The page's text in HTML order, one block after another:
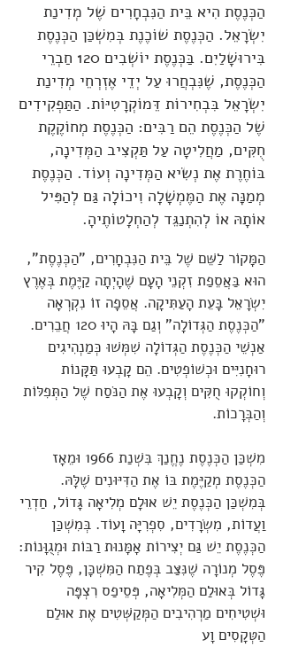
הַכְּנֶסֶת הִיא בֵּית הַנִּבְחָרִים שֶׁל מְדִינַת
יִשְׂרָאֵל. הַכְּנֶסֶת שׁוֹכֶנֶת בְּמִשְׁכַּן הַכְּנֶסֶת
בִּירוּשָׁלַיִם. בַּכְּנֶסֶת יוֹשְׁבִים 120 חַבְרֵי
הַכְּנֶסֶת, שֶׁנִּבְחֲרוּ עַל יְדֵי אֶזְרְחֵי מְדִינַת
יִשְׂרָאֵל בִּבְחִירוֹת דֵּמוֹקְרָטִיּוֹת. הַתַּפְקִידִים
שֶׁל הַכְּנֶסֶת הֵם רַבִּים: הַכְּנֶסֶת מְחוֹקֶקֶת
חֻקִּים, מַחֲלִיטָה עַל תַּקְצִיב הַמְּדִינָה,
בּוֹחֶרֶת אֶת נְשִׂיא הַמְּדִינָה וְעוֹד. הַכְּנֶסֶת
מְמַנָּה אֶת הַמֶּמְשָׁלָה וִיכוֹלָה גַּם לְהַפִּיל
אוֹתָהּ אוֹ לְהִתְנַגֵּד לְהַחְלָטוֹתֶיהָ.
הַמָּקוֹר לַשֵּׁם שֶׁל בֵּית הַנִּבְחָרִים, "הַכְּנֶסֶת",
הוּא בַּאֲסֵפַת זִקְנֵי הָעָם שֶׁהָיְתָה קַיֶּמֶת בְּאֶרֶץ
יִשְׂרָאֵל בָּעֵת הָעַתִּיקָה. אֲסֵפָה זוֹ נִקְרְאָה
"הַכְּנֶסֶת הַגְּדוֹלָה" וְגַם בָּהּ הָיוּ 120 חֲבֵרִים.
אַנְשֵׁי הַכְּנֶסֶת הַגְּדוֹלָה שִׁמְּשׁוּ כְּמַנְהִיגִים
רוּחָנִיִּים וּכְשׁוֹפְטִים. הֵם קָבְעוּ תַּקָּנוֹת
וְחוֹקְקוּ חֻקִּים וְקָבְעוּ אֶת הַנֹּסַח שֶׁל הַתְּפִלּוֹת
וְהַבְּרָכוֹת.
מִשְׁכַּן הַכְּנֶסֶת נֶחֱנַךְ בִּשְׁנַת 1966 וּמֵאָז
הַכְּנֶסֶת מְקַיֶּמֶת בּוֹ אֶת הַדִּיּוּנִים שֶׁלָּהּ.
בְּמִשְׁכַּן הַכְּנֶסֶת יֵשׁ אוּלָם מְלִיאָה גָּדוֹל, חַדְרֵי
וַעֲדוֹת, מִשְׂרָדִים, סִפְרִיָּה וָעוֹד. בְּמִשְׁכַּן
הַכְּנֶסֶת יֵשׁ גַּם יְצִירוֹת אָמָּנוּת רַבּוֹת וּמְגֻוָּנוֹת:
פֶּסֶל מְנוֹרָה שֶׁנִּצַּב בְּפֶתַח הַמִּשְׁכָּן, פֶּסֶל קִיר
גָּדוֹל בְּאוּלַם הַמְּלִיאָה, פְּסֵיפַס רִצְפָּה
וּשְׁטִיחִים מַרְהִיבִים הַמְּקַשְּׁטִים אֶת אוּלַם
הַטְּקָסִים וָע